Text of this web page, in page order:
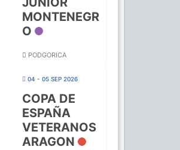
MONTENEGR
O
PODGORICA
04 - 05 SEP 2026
COPA DE
ESPAÑA
VETERANOS
ARAGON